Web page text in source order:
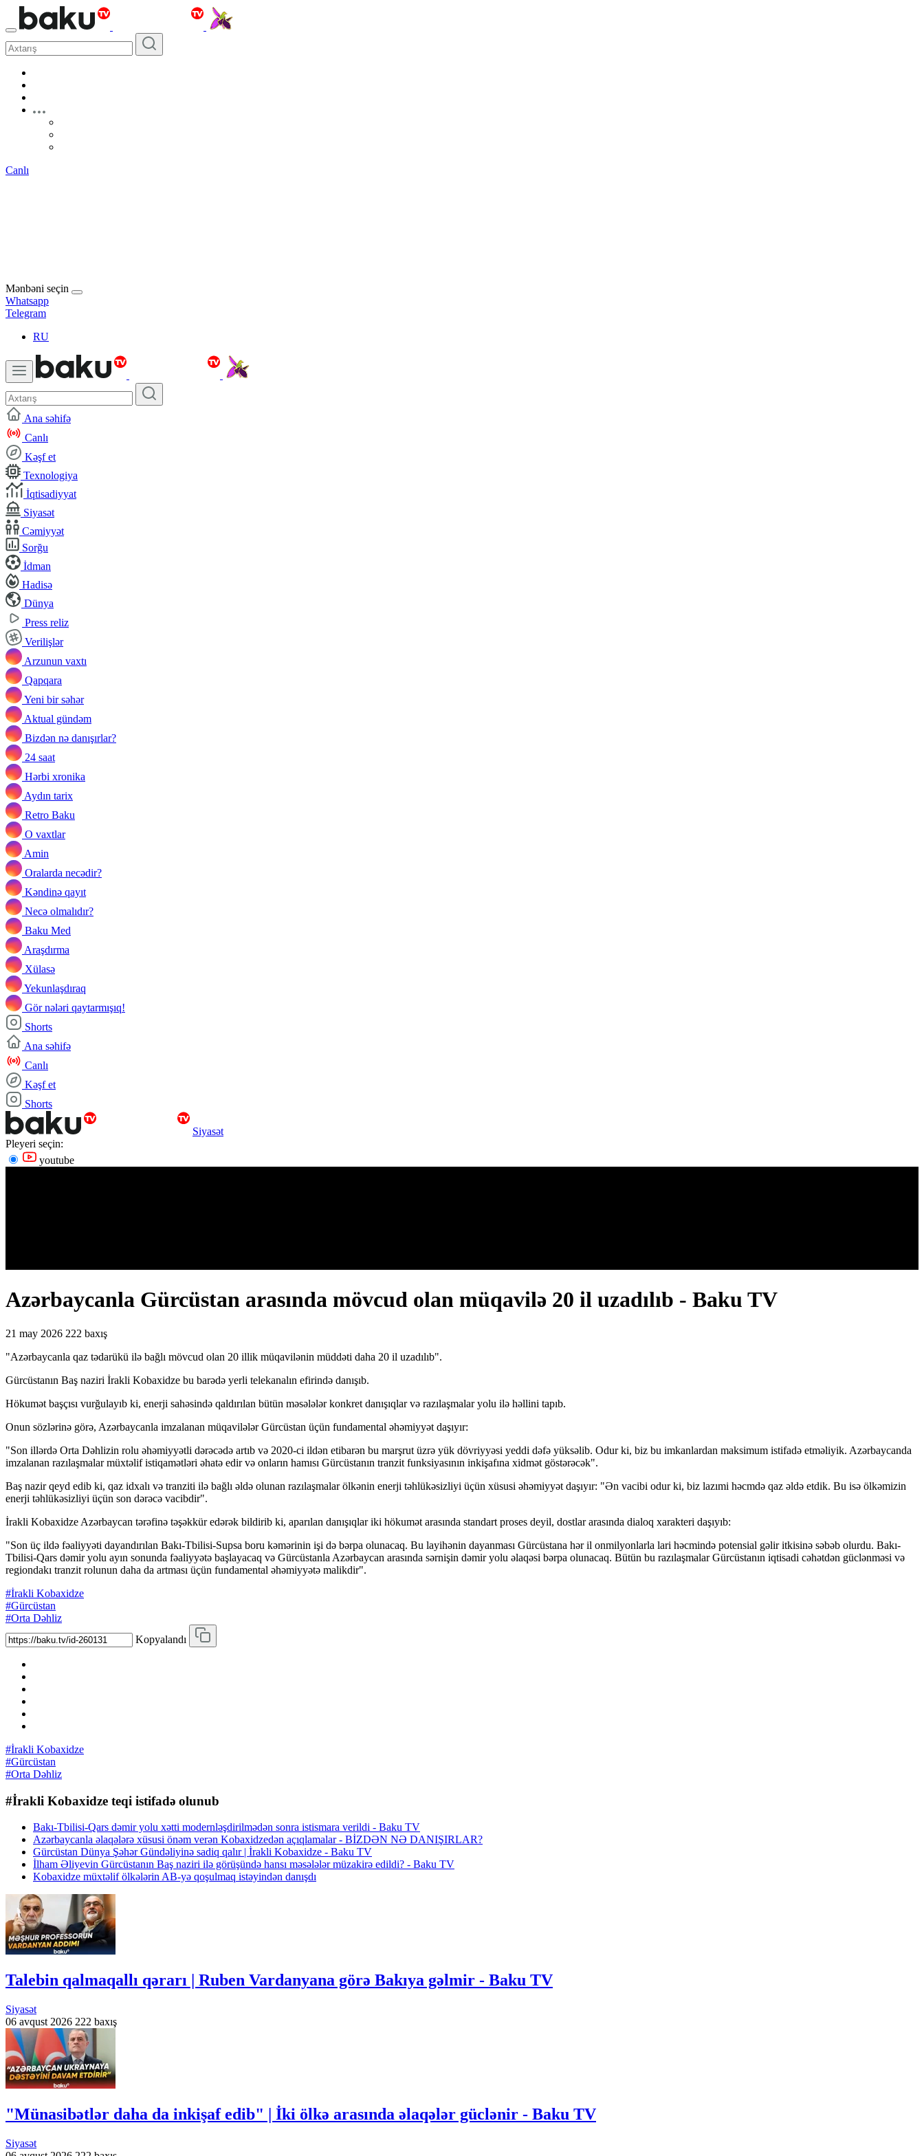
Canlı
Mənbəni seçin
Whatsapp
Telegram
RU
Ana səhifə
Canlı
Kəşf et
Texnologiya
İqtisadiyyat
Siyasət
Cəmiyyət
Sorğu
İdman
Hadisə
Dünya
Press reliz
Verilişlər
Arzunun vaxtı
Qapqara
Yeni bir səhər
Aktual gündəm
Bizdən nə danışırlar?
24 saat
Hərbi xronika
Aydın tarix
Retro Baku
O vaxtlar
Amin
Oralarda necədir?
Kəndinə qayıt
Necə olmalıdır?
Baku Med
Araşdırma
Xülasə
Yekunlaşdıraq
Gör nələri qaytarmışıq!
Shorts
Ana səhifə
Canlı
Kəşf et
Shorts
Siyasət
Pleyeri seçin:
youtube
Azərbaycanla Gürcüstan arasında mövcud olan müqavilə 20 il uzadılıb - Baku TV
21 may 2026 222 baxış
"Azərbaycanla qaz tədarükü ilə bağlı mövcud olan 20 illik müqavilənin müddəti daha 20 il uzadılıb".
Gürcüstanın Baş naziri İrakli Kobaxidze bu barədə yerli telekanalın efirində danışıb.
Hökumət başçısı vurğulayıb ki, enerji sahəsində qaldırılan bütün məsələlər konkret danışıqlar və razılaşmalar yolu ilə həllini tapıb.
Onun sözlərinə görə, Azərbaycanla imzalanan müqavilələr Gürcüstan üçün fundamental əhəmiyyət daşıyır:
"Son illərdə Orta Dəhlizin rolu əhəmiyyətli dərəcədə artıb və 2020-ci ildən etibarən bu marşrut üzrə yük dövriyyəsi yeddi dəfə yüksəlib. Odur ki, biz bu imkanlardan maksimum istifadə etməliyik. Azərbaycanda
imzalanan razılaşmalar müxtəlif istiqamətləri əhatə edir və onların hamısı Gürcüstanın tranzit funksiyasının inkişafına xidmət göstərəcək".
Baş nazir qeyd edib ki, qaz idxalı və tranziti ilə bağlı əldə olunan razılaşmalar ölkənin enerji təhlükəsizliyi üçün xüsusi əhəmiyyət daşıyır: "Ən vacibi odur ki, biz lazımi həcmdə qaz əldə etdik. Bu isə ölkəmizin
enerji təhlükəsizliyi üçün son dərəcə vacibdir".
İrakli Kobaxidze Azərbaycan tərəfinə təşəkkür edərək bildirib ki, aparılan danışıqlar iki hökumət arasında standart proses deyil, dostlar arasında dialoq xarakteri daşıyıb:
"Son üç ildə fəaliyyəti dayandırılan Bakı-Tbilisi-Supsa boru kəmərinin işi də bərpa olunacaq. Bu layihənin dayanması Gürcüstana hər il onmilyonlarla lari həcmində potensial gəlir itkisinə səbəb olurdu. Bakı-
Tbilisi-Qars dəmir yolu ayın sonunda fəaliyyətə başlayacaq və Gürcüstanla Azərbaycan arasında sərnişin dəmir yolu əlaqəsi bərpa olunacaq. Bütün bu razılaşmalar Gürcüstanın iqtisadi cəhətdən güclənməsi və
regiondakı tranzit rolunun daha da artması üçün fundamental əhəmiyyətə malikdir".
#İrakli Kobaxidze
#Gürcüstan
#Orta Dəhliz
Kopyalandı
#İrakli Kobaxidze
#Gürcüstan
#Orta Dəhliz
#İrakli Kobaxidze teqi istifadə olunub
Bakı-Tbilisi-Qars dəmir yolu xətti modernləşdirilmədən sonra istismara verildi - Baku TV
Azərbaycanla əlaqələrə xüsusi önəm verən Kobaxidzedən açıqlamalar - BİZDƏN NƏ DANIŞIRLAR?
Gürcüstan Dünya Şəhər Gündəliyinə sadiq qalır | İrakli Kobaxidze - Baku TV
İlham Əliyevin Gürcüstanın Baş naziri ilə görüşündə hansı məsələlər müzakirə edildi? - Baku TV
Kobaxidze müxtəlif ölkələrin AB-yə qoşulmaq istəyindən danışdı
Talebin qalmaqallı qərarı | Ruben Vardanyana görə Bakıya gəlmir - Baku TV
Siyasət
06 avqust 2026 222 baxış
"Münasibətlər daha da inkişaf edib" | İki ölkə arasında əlaqələr güclənir - Baku TV
Siyasət